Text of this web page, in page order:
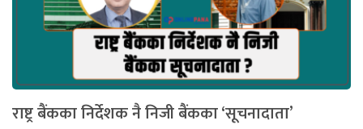
राष्ट्र बैंकका निर्देशक नै निजी बैंकका ‘सूचनादाता’